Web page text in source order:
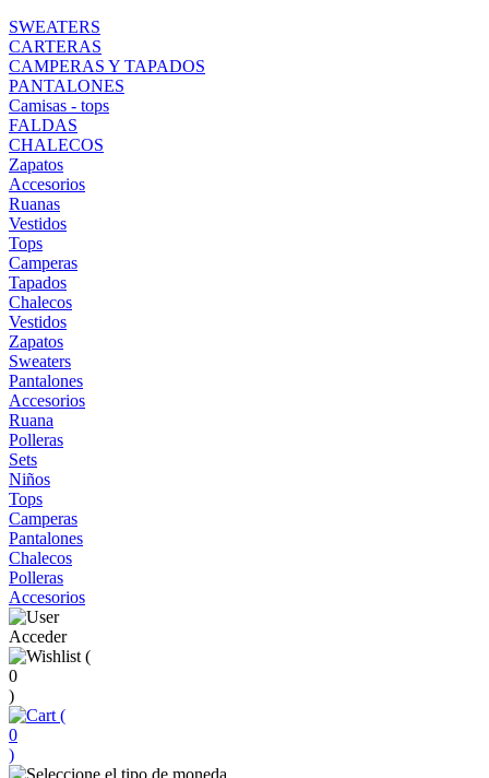
SWEATERS
CARTERAS
CAMPERAS Y TAPADOS
PANTALONES
Camisas - tops
FALDAS
CHALECOS
Zapatos
Accesorios
Ruanas
Vestidos
Tops
Camperas
Tapados
Chalecos
Vestidos
Zapatos
Sweaters
Pantalones
Accesorios
Ruana
Polleras
Sets
Niños
Tops
Camperas
Pantalones
Chalecos
Polleras
Accesorios
Acceder
(
0
)
(
0
)